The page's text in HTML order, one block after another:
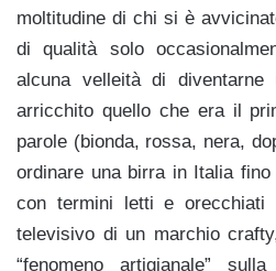
moltitudine di chi si è
di qualità solo
alcuna velleità di
arricchito quello che era il
parole (bionda, rossa, nera,
ordinare una birra in Italia
con termini letti e
televisivo di un marchio
“fenomeno artigianale”